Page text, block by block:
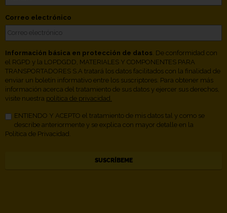
Correo electrónico
Información básica en protección de datos . De conformidad con
el RGPD y la LOPDGDD, MATERIALES Y COMPONENTES PARA
TRANSPORTADORES S.A tratará los datos facilitados con la finalidad de
enviar un boletín informativo entre los suscriptores. Para obtener más
información acerca del tratamiento de sus datos y ejercer sus derechos,
visite nuestra política de privacidad.
ENTIENDO Y ACEPTO el tratamiento de mis datos tal y como se
describe anteriormente y se explica con mayor detalle en la
Política de Privacidad.